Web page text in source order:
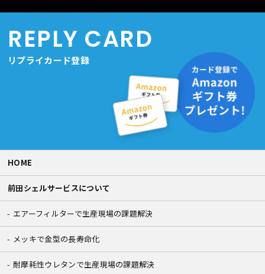
REPLY CARD
リプライカード登録
HOME
前田シェルサービスについて
エアーフィルターで生産現場の課題解決
メッキで金型の長寿命化
耐摩耗性ウレタンで生産現場の課題解決